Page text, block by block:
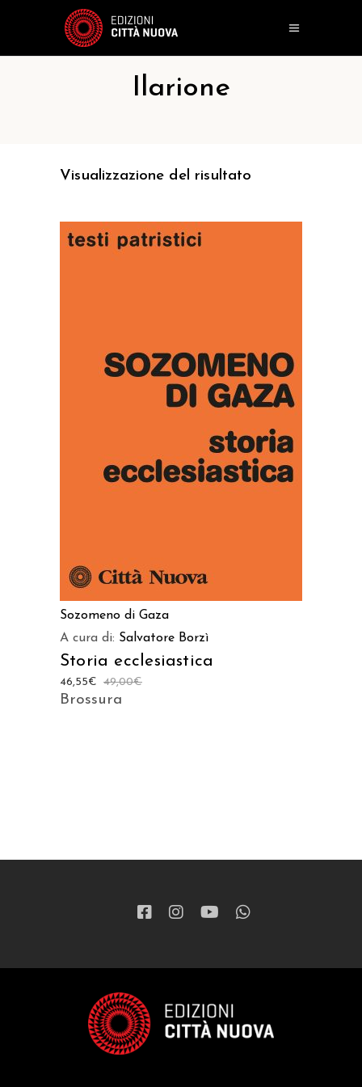
Ilarione
Visualizzazione del risultato
AGGIUNGI AL CARRELLO
Sozomeno di Gaza
A cura di: Salvatore Borzì
Storia ecclesiastica
49,00€
46,55€
Brossura